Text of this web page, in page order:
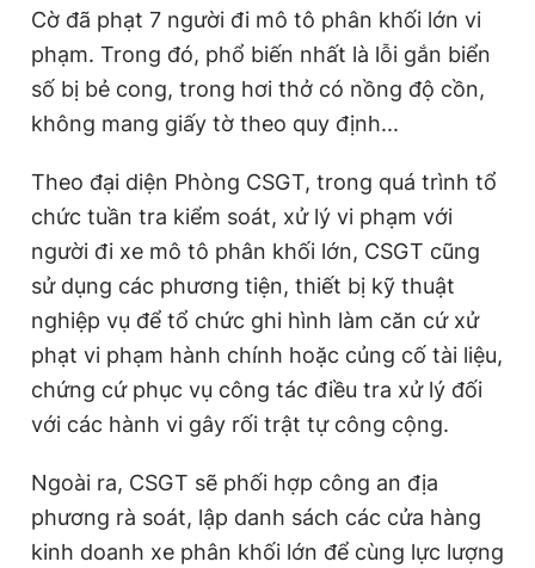
Cờ đã phạt 7 người đi mô tô phân khối lớn vi
phạm. Trong đó, phổ biến nhất là lỗi gắn biển
số bị bẻ cong, trong hơi thở có nồng độ cồn,
không mang giấy tờ theo quy định...
Theo đại diện Phòng CSGT, trong quá trình tổ
chức tuần tra kiểm soát, xử lý vi phạm với
người đi xe mô tô phân khối lớn, CSGT cũng
sử dụng các phương tiện, thiết bị kỹ thuật
nghiệp vụ để tổ chức ghi hình làm căn cứ xử
phạt vi phạm hành chính hoặc củng cố tài liệu,
chứng cứ phục vụ công tác điều tra xử lý đối
với các hành vi gây rối trật tự công cộng.
Ngoài ra, CSGT sẽ phối hợp công an địa
phương rà soát, lập danh sách các cửa hàng
kinh doanh xe phân khối lớn để cùng lực lượng